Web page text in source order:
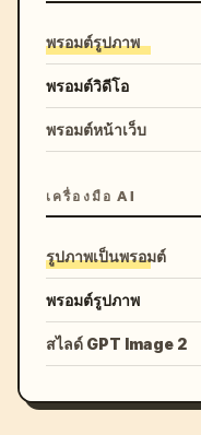
พรอมต์รูปภาพ
พรอมต์วิดีโอ
พรอมต์หน้าเว็บ
เครื่องมือ AI
รูปภาพเป็นพรอมต์
พรอมต์รูปภาพ
สไลด์ GPT Image 2